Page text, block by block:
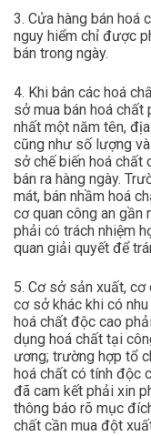
3. Cửa hàng bán hoá
nguy hiểm chỉ được
bán trong ngày.
4. Khi bán các hoá
sở mua bán hoá
nhất một năm tên,
cũng như số lượng
sở chế biến hoá
bán ra hàng ngày.
mát, bán nhầm hoá
cơ quan công an gần
phải có trách nhiệm
quan giải quyết để
5. Cơ sở sản xuất, cơ
cơ sở khác khi có
hoá chất độc cao
dụng hoá chất tại
ương; trường hợp tổ
hoá chất có tính độc
đã cam kết phải xin
thông báo rõ mục
chất cần mua đột